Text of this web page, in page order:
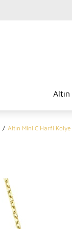
Altın
Altın Mini C Harfi Kolye